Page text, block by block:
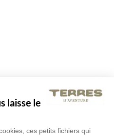
laisse le
ces petits fichiers qui